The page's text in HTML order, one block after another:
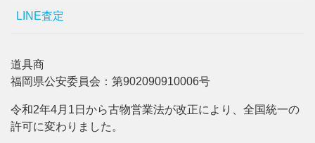
LINE査定
道具商
福岡県公安委員会：第902090910006号
令和2年4月1日から古物営業法が改正により、全国統一の
許可に変わりました。